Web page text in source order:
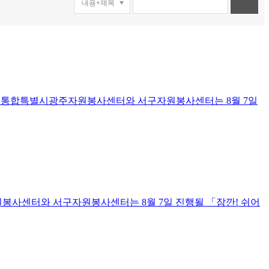
합특별시광주자원봉사센터와 서구자원봉사센터는 8월 7일
사센터와 서구자원봉사센터는 8월 7일 진행될 「잠깐! 쉬어